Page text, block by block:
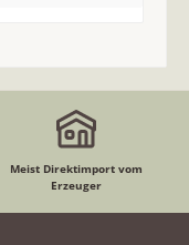
Meist Direktimport vom
Erzeuger